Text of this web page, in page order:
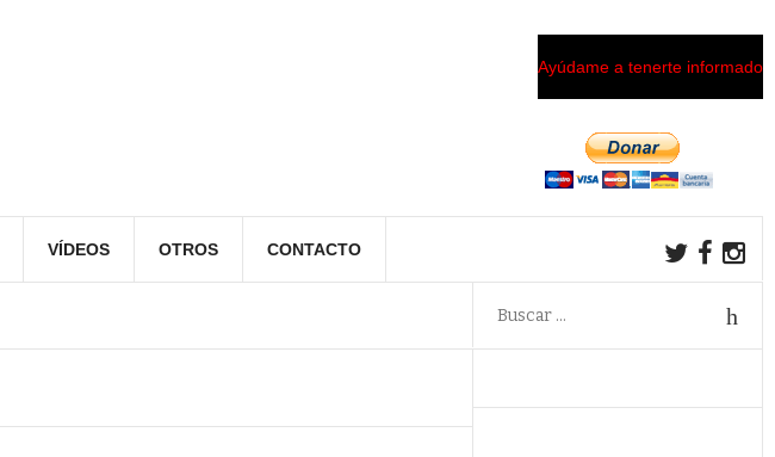
Ayúdame a tenerte informado
VÍDEOS OTROS CONTACTO